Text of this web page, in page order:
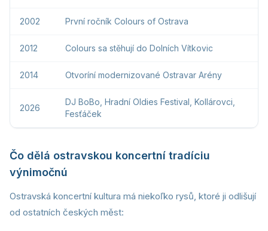
2002 První ročník Colours of Ostrava
2012 Colours sa stěhují do Dolních Vítkovic
2014 Otvoríní modernizované Ostravar Arény
2026
DJ BoBo, Hradní Oldies Festival, Kollárovci,
Fesťáček
Čo dělá ostravskou koncertní tradíciu
výnimočnú
Ostravská koncertní kultura má niekoľko rysů, ktoré ji odlišují
od ostatních českých měst: